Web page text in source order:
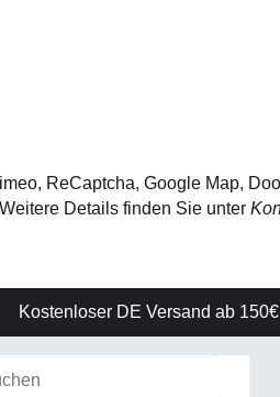
ReCaptcha, Google Map,
Details finden Sie unter
Kostenloser DE Versand ab 150€
Filtration &